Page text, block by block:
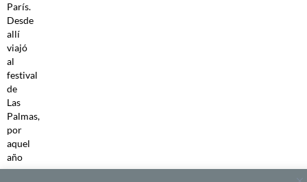
París.
Desde
allí
viajó
al
festival
de
Las
Palmas,
por
aquel
año
en